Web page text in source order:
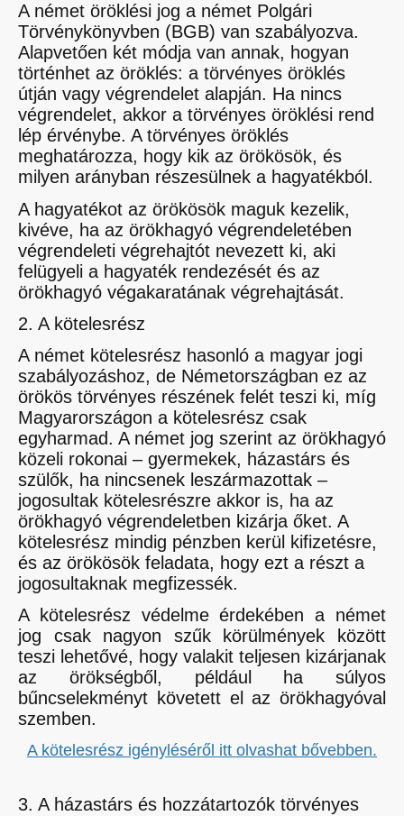
A német öröklési jog a német Polgári
Törvénykönyvben (BGB) van szabályozva.
Alapvetően két módja van annak, hogyan
történhet az öröklés: a törvényes öröklés
útján vagy végrendelet alapján. Ha nincs
végrendelet, akkor a törvényes öröklési rend
lép érvénybe. A törvényes öröklés
meghatározza, hogy kik az örökösök, és
milyen arányban részesülnek a hagyatékból.
A hagyatékot az örökösök maguk kezelik,
kivéve, ha az örökhagyó végrendeletében
végrendeleti végrehajtót nevezett ki, aki
felügyeli a hagyaték rendezését és az
örökhagyó végakaratának végrehajtását.
2. A kötelesrész
A német kötelesrész hasonló a magyar jogi
szabályozáshoz, de Németországban ez az
örökös törvényes részének felét teszi ki, míg
Magyarországon a kötelesrész csak
egyharmad. A német jog szerint az örökhagyó
közeli rokonai – gyermekek, házastárs és
szülők, ha nincsenek leszármazottak –
jogosultak kötelesrészre akkor is, ha az
örökhagyó végrendeletben kizárja őket. A
kötelesrész mindig pénzben kerül kifizetésre,
és az örökösök feladata, hogy ezt a részt a
jogosultaknak megfizessék.
A kötelesrész védelme érdekében a német
jog csak nagyon szűk körülmények között
teszi lehetővé, hogy valakit teljesen kizárjanak
az örökségből, például ha súlyos
bűncselekményt követett el az örökhagyóval
szemben.
A kötelesrész igényléséről itt olvashat bővebben.
3. A házastárs és hozzátartozók törvényes